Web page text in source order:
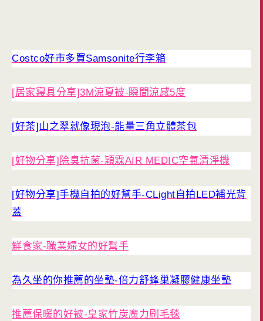
Costco好市多買Samsonite行李箱
[居家寢具分享]3M涼夏被-瞬間涼感5度
[好茶]山之翠就像現泡-能量三角立體茶包
[好物分享]除臭抗菌-穎霖AIR MEDIC空氣清淨機
[好物分享]手機自拍的好幫手-CLight自拍LED補光背
蓋
鮮食家-職業婦女的好幫手
為久坐的你推薦的坐墊-倍力舒蜂巢凝膠健康坐墊
推薦保暖的好被-皇家竹炭魔力刷毛毯